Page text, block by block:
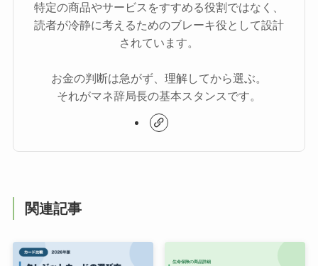
特定の商品やサービスをすすめる役割ではなく、
読者が冷静に考えるためのブレーキ役として設計
されています。
お金の判断は急がず、理解してから選ぶ。
それがマネ辞局長の基本スタンスです。
関連記事